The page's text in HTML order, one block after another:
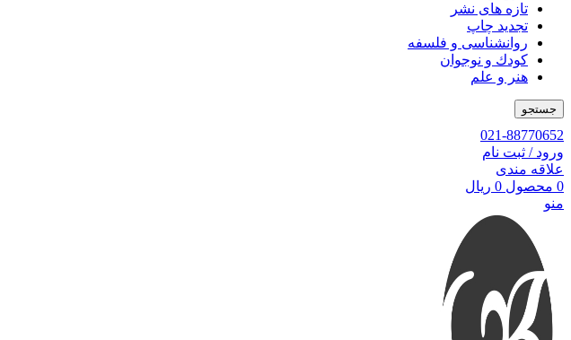
تازه های نشر
تجدید چاپ
روانشناسی و فلسفه
کودك و نوجوان
هنر و علم
جستجو
021-88770652
ورود / ثبت نام
علاقه مندی
0 محصول 0 ریال
منو